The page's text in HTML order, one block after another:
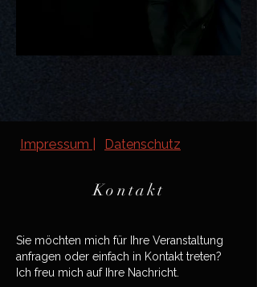
Impressum | Datenschutz
Kontakt
Sie möchten mich für Ihre Veranstaltung
anfragen oder einfach in Kontakt treten?
Ich freu mich auf Ihre Nachricht.